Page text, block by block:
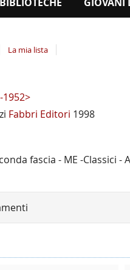
La mia lista
Fabbri Editori 1998
fascia - ME -Classici